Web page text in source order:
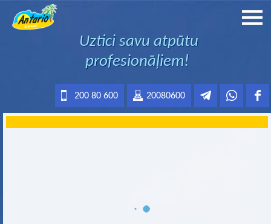
Uztici savu atpūtu
profesionāļiem!
20080600
200 80 600